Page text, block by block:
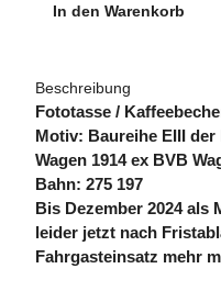
In den Warenkorb
Beschreibung
Fototasse /
Motiv: Baureihe EIII
Wagen 1914 ex BVB
Bahn: 275 197
Bis Dezember 2024 als
leider jetzt nach
Fahrgasteinsatz mehr